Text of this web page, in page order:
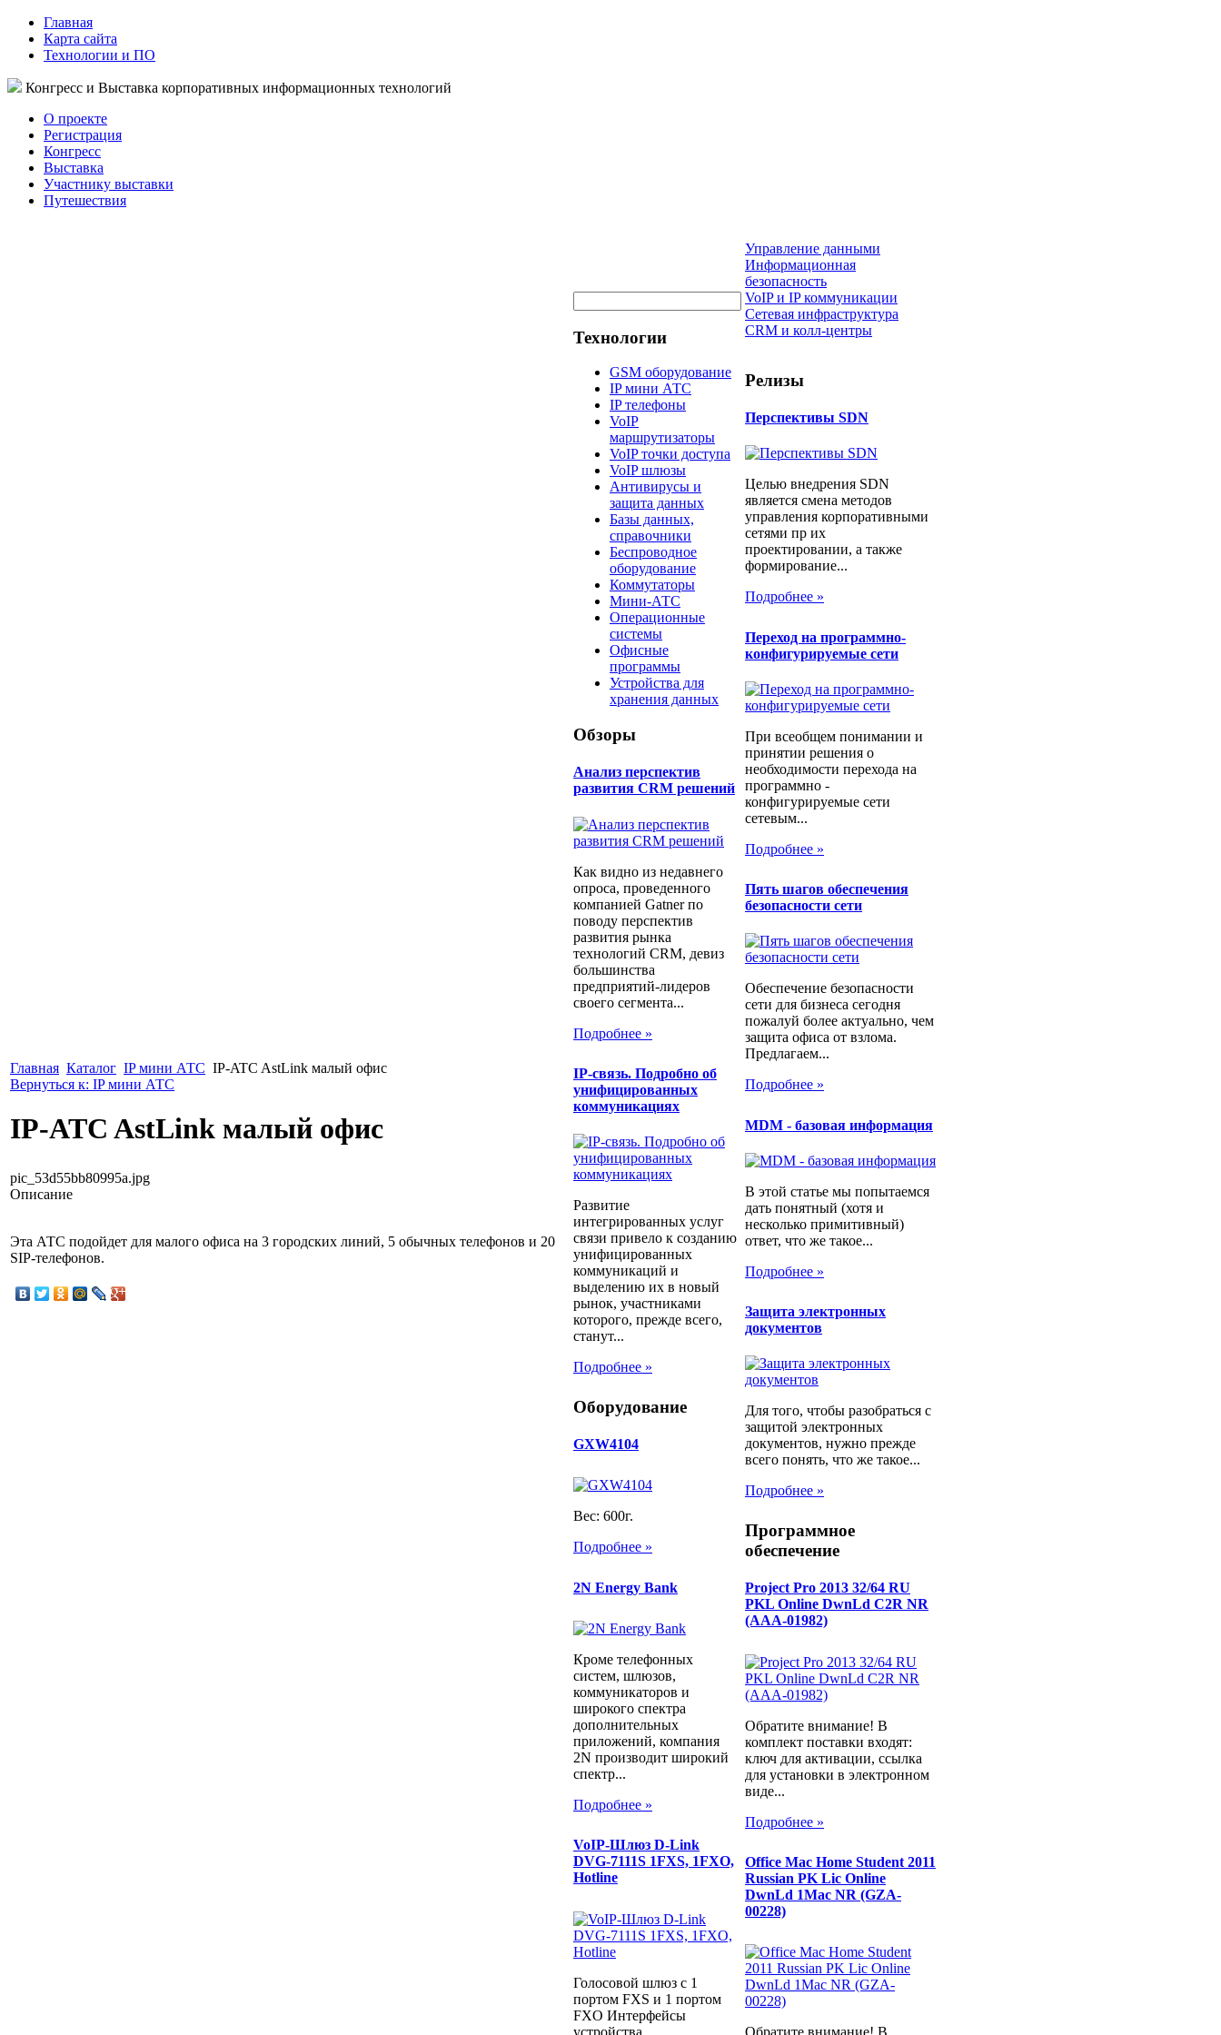
Главная
Карта сайта
Технологии и ПО
Конгресс и Выставка корпоративных информационных технологий
О проекте
Регистрация
Конгресс
Выставка
Участнику выставки
Путешествия
Главная Каталог IP мини АТС IP-ATC AstLink малый офис
Вернуться к: IP мини АТС
IP-ATC AstLink малый офис
pic_53d55bb80995a.jpg
Описание
Эта АТС подойдет для малого офиса на 3 городских линий, 5 обычных телефонов и 20
SIP-телефонов.
Технологии
GSM оборудование
IP мини АТС
IP телефоны
VoIP
маршрутизаторы
VoIP точки доступа
VoIP шлюзы
Антивирусы и
защита данных
Базы данных,
справочники
Беспроводное
оборудование
Коммутаторы
Мини-АТС
Операционные
системы
Офисные
программы
Устройства для
хранения данных
Обзоры
Анализ перспектив
развития CRM решений
Как видно из недавнего
опроса, проведенного
компанией Gatner по
поводу перспектив
развития рынка
технологий CRM, девиз
большинства
предприятий-лидеров
своего сегмента...
Подробнее »
IP-связь. Подробно об
унифицированных
коммуникациях
Развитие
интегрированных услуг
связи привело к созданию
унифицированных
коммуникаций и
выделению их в новый
рынок, участниками
которого, прежде всего,
станут...
Подробнее »
Оборудование
GXW4104
Вес: 600г.
Подробнее »
2N Energy Bank
Кроме телефонных
систем, шлюзов,
коммуникаторов и
широкого спектра
дополнительных
приложений, компания
2N производит широкий
спектр...
Подробнее »
VoIP-Шлюз D-Link
DVG-7111S 1FXS, 1FXO,
Hotline
Голосовой шлюз с 1
портом FXS и 1 портом
FXO Интерфейсы
устройства ...
Управление данными
Информационная
безопасность
VoIP и IP коммуникации
Сетевая инфраструктура
CRM и колл-центры
Релизы
Перспективы SDN
Целью внедрения SDN
является смена методов
управления корпоративными
сетями пр их
проектировании, а также
формирование...
Подробнее »
Переход на программно-
конфигурируемые сети
При всеобщем понимании и
принятии решения о
необходимости перехода на
программно -
конфигурируемые сети
сетевым...
Подробнее »
Пять шагов обеспечения
безопасности сети
Обеспечение безопасности
сети для бизнеса сегодня
пожалуй более актуально, чем
защита офиса от взлома.
Предлагаем...
Подробнее »
MDM - базовая информация
В этой статье мы попытаемся
дать понятный (хотя и
несколько примитивный)
ответ, что же такое...
Подробнее »
Защита электронных
документов
Для того, чтобы разобраться с
защитой электронных
документов, нужно прежде
всего понять, что же такое...
Подробнее »
Программное
обеспечение
Project Pro 2013 32/64 RU
PKL Online DwnLd C2R NR
(AAA-01982)
Обратите внимание! В
комплект поставки входят:
ключ для активации, ссылка
для установки в электронном
виде...
Подробнее »
Office Mac Home Student 2011
Russian PK Lic Online
DwnLd 1Mac NR (GZA-
00228)